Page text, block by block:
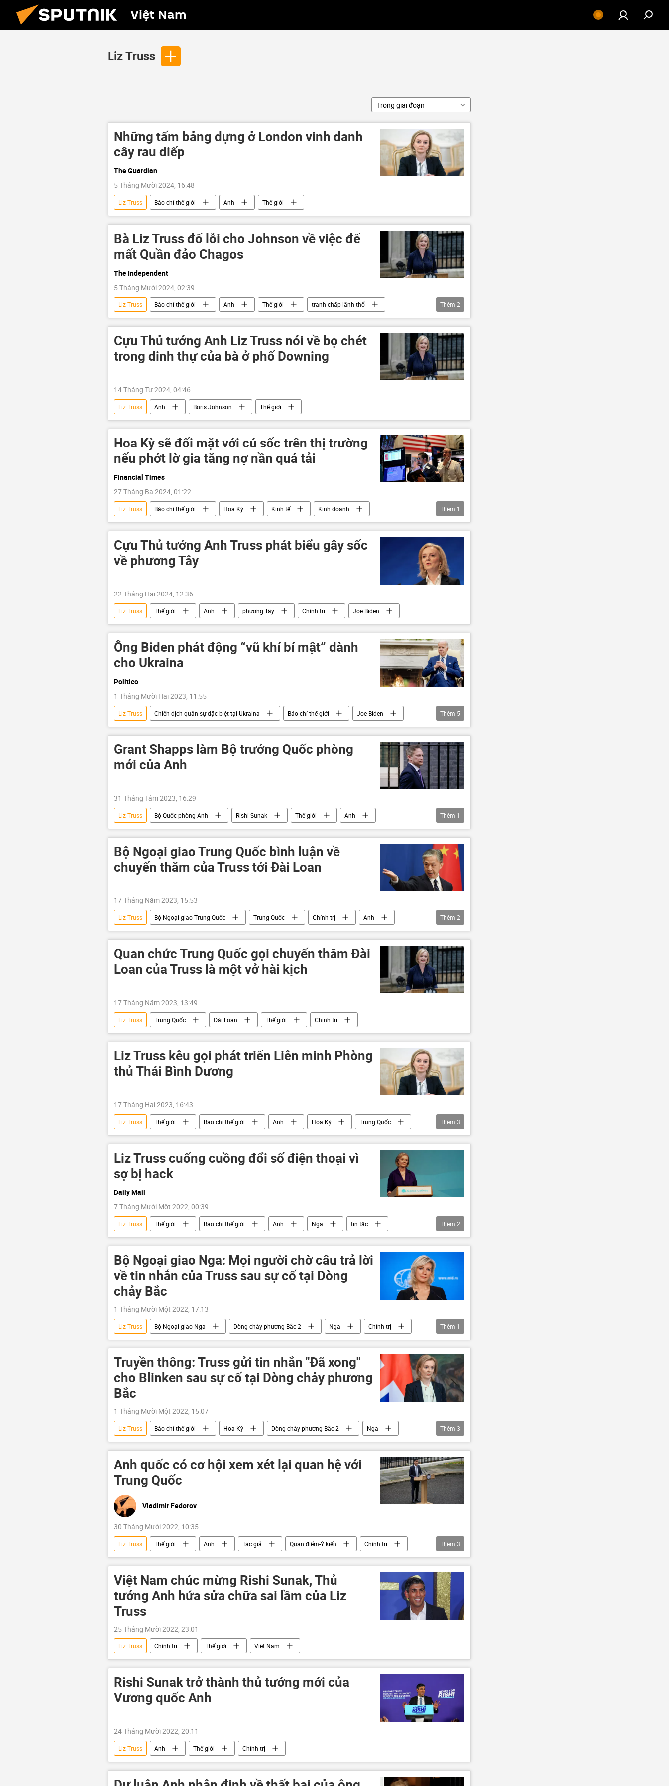
Việt Nam
Liz Truss
Trong giai đoạn
Những tấm bảng dựng ở London vinh danh
cây rau diếp
The Guardian
5 Tháng Mười 2024, 16:48
Liz Truss Báo chí thế giới Anh Thế giới
Bà Liz Truss đổ lỗi cho Johnson về việc để
mất Quần đảo Chagos
The Independent
5 Tháng Mười 2024, 02:39
Liz Truss Báo chí thế giới Anh Thế giới
tranh chấp lãnh thổ
Boris Johnson
Chính trị
Thêm 2
Cựu Thủ tướng Anh Liz Truss nói về bọ chét
trong dinh thự của bà ở phố Downing
14 Tháng Tư 2024, 04:46
Liz Truss Anh Boris Johnson Thế giới
Hoa Kỳ sẽ đối mặt với cú sốc trên thị trường
nếu phớt lờ gia tăng nợ nần quá tải
Financial Times
27 Tháng Ba 2024, 01:22
Liz Truss Báo chí thế giới Hoa Kỳ Kinh tế
Kinh doanh
kinh tế thị trường
Thêm 1
Cựu Thủ tướng Anh Truss phát biểu gây sốc
về phương Tây
22 Tháng Hai 2024, 12:36
Liz Truss Thế giới Anh phương Tây Chính trị Joe Biden
Ông Biden phát động “vũ khí bí mật” dành
cho Ukraina
Politico
1 Tháng Mười Hai 2023, 11:55
Liz Truss Chiến dịch quân sự đặc biệt tại Ukraina Báo chí thế giới
Joe Biden
Anh
Hoa Kỳ Ukraina viện trợ quân sự Thế giới
Thêm 5
Grant Shapps làm Bộ trưởng Quốc phòng
mới của Anh
31 Tháng Tám 2023, 16:29
Liz Truss Bộ Quốc phòng Anh Rishi Sunak Thế giới
Anh
Boris Johnson
Thêm 1
Bộ Ngoại giao Trung Quốc bình luận về
chuyến thăm của Truss tới Đài Loan
17 Tháng Năm 2023, 15:53
Liz Truss Bộ Ngoại giao Trung Quốc Trung Quốc Chính trị
Anh
Thế giới
Đài Loan
Thêm 2
Quan chức Trung Quốc gọi chuyến thăm Đài
Loan của Truss là một vở hài kịch
17 Tháng Năm 2023, 13:49
Liz Truss Trung Quốc Đài Loan Thế giới Chính trị
Liz Truss kêu gọi phát triển Liên minh Phòng
thủ Thái Bình Dương
17 Tháng Hai 2023, 16:43
Liz Truss Thế giới Báo chí thế giới Anh Hoa Kỳ
Trung Quốc
Đài Loan
xung đột Thái Bình Dương
Thêm 3
Liz Truss cuống cuồng đổi số điện thoại vì
sợ bị hack
Daily Mail
7 Tháng Mười Một 2022, 00:39
Liz Truss Thế giới Báo chí thế giới Anh Nga
tin tặc
xung đột
Dòng chảy phương Bắc-2
Thêm 2
Bộ Ngoại giao Nga: Mọi người chờ câu trả lời
về tin nhắn của Truss sau sự cố tại Dòng
chảy Bắc
1 Tháng Mười Một 2022, 17:13
Liz Truss Bộ Ngoại giao Nga Dòng chảy phương Bắc-2 Nga
Chính trị
Maria Zakharova
Thêm 1
Truyền thông: Truss gửi tin nhắn "Đã xong"
cho Blinken sau sự cố tại Dòng chảy phương
Bắc
1 Tháng Mười Một 2022, 15:07
Liz Truss Báo chí thế giới Hoa Kỳ Dòng chảy phương Bắc-2
Nga
Thế giới
Antony Blinken Anh
Thêm 3
Anh quốc có cơ hội xem xét lại quan hệ với
Trung Quốc
Vladimir Fedorov
30 Tháng Mười 2022, 10:35
Liz Truss Thế giới Anh Tác giả Quan điểm-Ý kiến
Chính trị
Trung Quốc
AUKUS Thủ tướng
Thêm 3
Việt Nam chúc mừng Rishi Sunak, Thủ
tướng Anh hứa sửa chữa sai lầm của Liz
Truss
25 Tháng Mười 2022, 23:01
Liz Truss Chính trị Thế giới Việt Nam
Rishi Sunak trở thành thủ tướng mới của
Vương quốc Anh
24 Tháng Mười 2022, 20:11
Liz Truss Anh Thế giới Chính trị